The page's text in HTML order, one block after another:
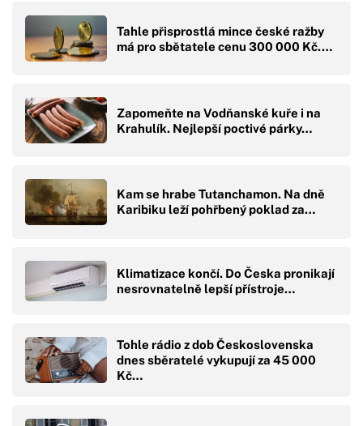
Tahle přisprostlá mince české ražby
má pro sbětatele cenu 300 000 Kč.…
Zapomeňte na Vodňanské kuře i na
Krahulík. Nejlepší poctivé párky…
Kam se hrabe Tutanchamon. Na dně
Karibiku leží pohřbený poklad za…
Klimatizace končí. Do Česka pronikají
nesrovnatelně lepší přístroje…
Tohle rádio z dob Československa
dnes sběratelé vykupují za 45 000
Kč…